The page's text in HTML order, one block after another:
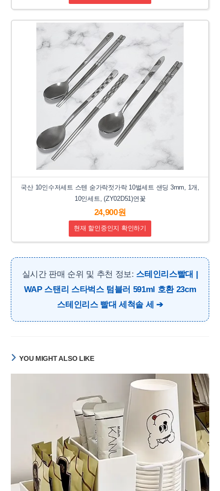
국산 10인수저세트 스텐 숟가락젓가락 10벌세트 샌딩 3mm, 1개,
10인세트, (ZY02D51)연꽃
24,900원
현재 할인중인지 확인하기
실시간 판매 순위 및 추천 정보: 스테인리스빨대 |
WAP 스탠리 스타벅스 텀블러 591ml 호환 23cm
스테인리스 빨대 세척솔 세
YOU MIGHT ALSO LIKE